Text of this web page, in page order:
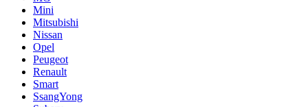
Mini
Mitsubishi
Nissan
Opel
Peugeot
Renault
Smart
SsangYong